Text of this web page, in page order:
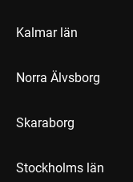
Kalmar län
Norra Älvsborg
Skaraborg
Stockholms län